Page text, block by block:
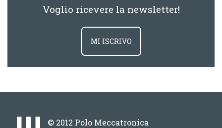
Voglio ricevere la newsletter!
MI ISCRIVO
© 2012 Polo Meccatronica